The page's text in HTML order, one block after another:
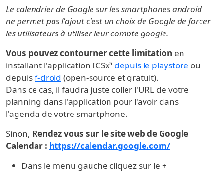
Le calendrier de Google sur les smartphones android
ne permet pas l'ajout c'est un choix de Google de forcer
les utilisateurs à utiliser leur compte google.
Vous pouvez contourner cette limitation en
installant l'application ICSx⁵ depuis le playstore ou
depuisf-droid (open-source et gratuit).
Dans ce cas, il faudra juste coller l'URL de votre
planning dans l'application pour l'avoir dans
l'agenda de votre smartphone.
Sinon, Rendez vous sur le site web de Google
Calendar : https://calendar.google.com/
Dans le menu gauche cliquez sur le +